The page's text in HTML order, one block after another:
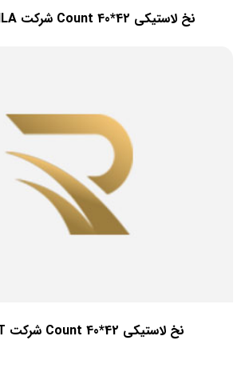
نخ لاستیکی 42*40 Count شرکت HV FILA تایلند
نخ لاستیکی 42*40 Count شرکت NRT تایلند